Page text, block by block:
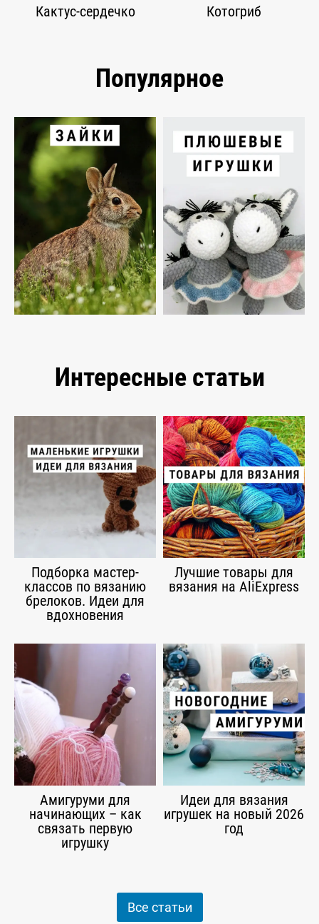
Кактус-сердечко Котогриб
Популярное
Интересные статьи
Подборка мастер-
классов по вязанию
брелоков. Идеи для
вдохновения
Лучшие товары для
вязания на AliExpress
Амигуруми для
начинающих – как
связать первую
игрушку
Идеи для вязания
игрушек на новый 2026
год
Все статьи